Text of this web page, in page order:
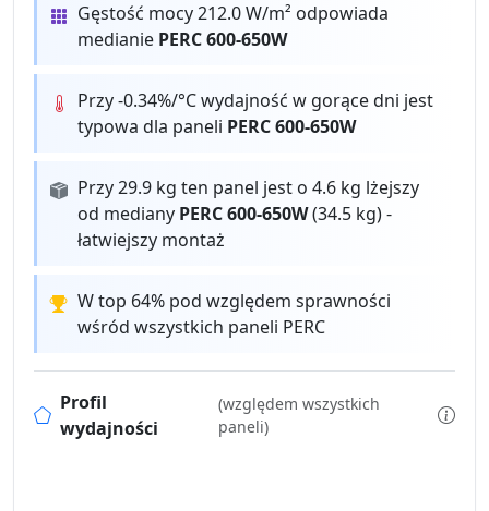
Gęstość mocy 212.0 W/m² odpowiada
medianie PERC 600-650W
Przy -0.34%/°C wydajność w gorące dni jest
typowa dla paneli PERC 600-650W
Przy 29.9 kg ten panel jest o 4.6 kg lżejszy
od mediany PERC 600-650W(34.5 kg) -
łatwiejszy montaż
W top 64% pod względem sprawności
wśród wszystkich paneli PERC
Profil
wydajności
(względem wszystkich
paneli)